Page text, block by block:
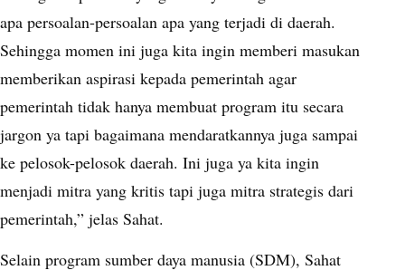
apa persoalan-persoalan apa yang terjadi di daerah.
Sehingga momen ini juga kita ingin memberi masukan
memberikan aspirasi kepada pemerintah agar
pemerintah tidak hanya membuat program itu secara
jargon ya tapi bagaimana mendaratkannya juga sampai
ke pelosok-pelosok daerah. Ini juga ya kita ingin
menjadi mitra yang kritis tapi juga mitra strategis dari
pemerintah,” jelas Sahat.
Selain program sumber daya manusia (SDM), Sahat